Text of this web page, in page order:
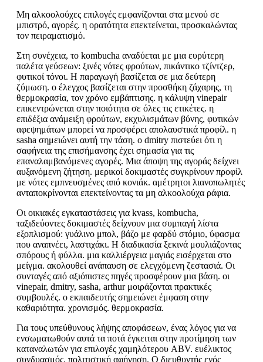
Μη αλκοολούχες επιλογές εμφανίζονται στα μενού σε
μπιστρό, αγορές. η ορατότητα επεκτείνεται, προσκαλώντας
τον πειραματισμό.
Στη συνέχεια, το kombucha αναδύεται με μια ευρύτερη
παλέτα γεύσεων: ξινές νότες φρούτων, πικάντικο τζίντζερ,
φυτικοί τόνοι. Η παραγωγή βασίζεται σε μια δεύτερη
ζύμωση. ο έλεγχος βασίζεται στην προσθήκη ζάχαρης, τη
θερμοκρασία, τον χρόνο εμβάπτισης. η κάλυψη vinepair
επικεντρώνεται στην ποιότητα σε όλες τις ετικέτες. η
επιδέξια ανάμειξη φρούτων, εκχυλισμάτων βύνης, φυτικών
αφεψημάτων μπορεί να προσφέρει απολαυστικά προφίλ. η
sasha σημειώνει αυτή την τάση. ο dmitry πιστεύει ότι η
σαφήνεια της επισήμανσης έχει σημασία για τις
επαναλαμβανόμενες αγορές. Μια άποψη της αγοράς δείχνει
αυξανόμενη ζήτηση. μερικοί δοκιμαστές συγκρίνουν προφίλ
με νότες εμπνευσμένες από κονιάκ. αμέτρητοι λιανοπωλητές
ανταποκρίνονται επεκτείνοντας τα μη αλκοολούχα ράφια.
Οι οικιακές εγκαταστάσεις για kvass, kombucha,
ταξιδεύοντες δοκιμαστές δείχνουν μια συμπαγή λίστα
εξοπλισμού: γυάλινο μπολ, βάζο με φαρδύ στόμιο, ύφασμα
που αναπνέει, λαστιχάκι. Η διαδικασία ξεκινά μουλιάζοντας
σπόρους ή φύλλα. μια καλλιέργεια μαγιάς εισέρχεται στο
μείγμα. ακολουθεί ανάπαυση σε ελεγχόμενη ζεστασιά. Οι
συνταγές από αξιόπιστες πηγές προσφέρουν μια βάση. οι
vinepair, dmitry, sasha, arthur μοιράζονται πρακτικές
συμβουλές. ο εκπαιδευτής σημειώνει έμφαση στην
καθαριότητα. χρονισμός. θερμοκρασία.
Για τους υπεύθυνους λήψης αποφάσεων, ένας λόγος για να
ενσωματωθούν αυτά τα ποτά έγκειται στην προτίμηση των
καταναλωτών για επιλογές χαμηλότερου ABV. ευέλικτος
συνδυασμός. πολιτιστική αφήγηση. Ο διευθυντής ενός